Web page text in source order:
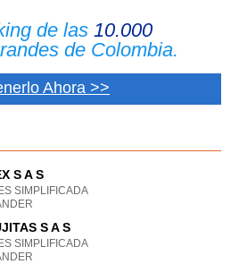
de las 10.000
de Colombia.
Ahora >>
S A S
SIMPLIFICADA
S A S
SIMPLIFICADA